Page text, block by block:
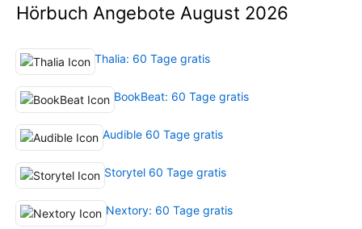
Hörbuch Angebote August 2026
Thalia: 60 Tage gratis
BookBeat: 60 Tage gratis
Audible 60 Tage gratis
Storytel 60 Tage gratis
Nextory: 60 Tage gratis